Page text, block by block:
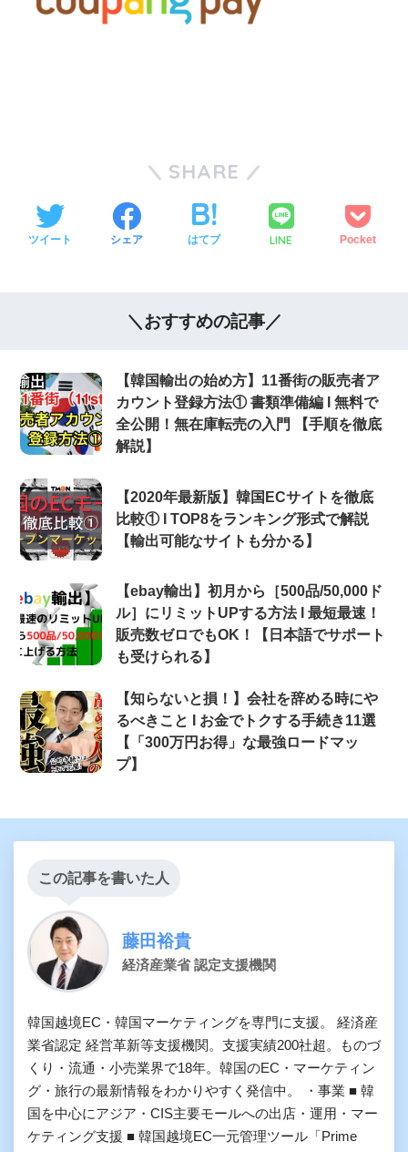
SHARE
ツイート シェア はてブ LINE Pocket
＼おすすめの記事／
【韓国輸出の始め方】11番街の販売者ア
カウント登録方法① 書類準備編 Ι 無料で
全公開！無在庫転売の入門 【手順を徹底
解説】
【2020年最新版】韓国ECサイトを徹底
比較① Ι TOP8をランキング形式で解説
【輸出可能なサイトも分かる】
【ebay輸出】初月から［500品/50,000ド
ル］にリミットUPする方法 Ι 最短最速！
販売数ゼロでもOK！【日本語でサポート
も受けられる】
【知らないと損！】会社を辞める時にや
るべきこと Ι お金でトクする手続き11選
【「300万円お得」な最強ロードマッ
プ】
この記事を書いた人
藤田裕貴
経済産業省 認定支援機関
韓国越境EC・韓国マーケティングを専門に支援。 経済産
業省認定 経営革新等支援機関。支援実績200社超。ものづ
くり・流通・小売業界で18年。韓国のEC・マーケティン
グ・旅行の最新情報をわかりやすく発信中。 ・事業 ■ 韓
国を中心にアジア・CIS主要モールへの出店・運用・マー
ケティング支援 ■ 韓国越境EC一元管理ツール「Prime